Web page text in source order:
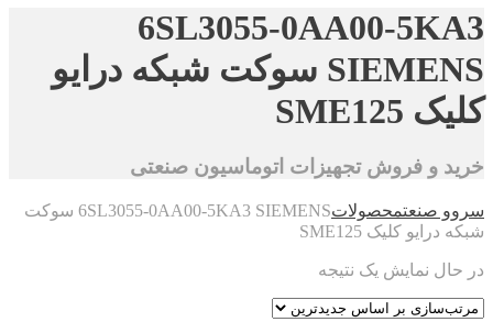
6SL3055-0AA00-5KA3
SIEMENS سوکت شبکه درایو
کلیک SME125
خرید و فروش تجهیزات اتوماسیون صنعتی
سروو صنعتمحصولات
6SL3055-0AA00-5KA3 SIEMENS سوکت
شبکه درایو کلیک SME125
در حال نمایش یک نتیجه